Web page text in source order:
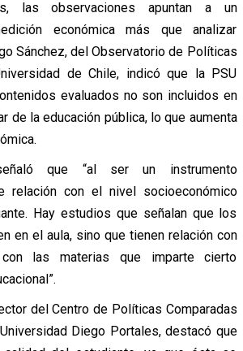
las observaciones apuntan a un
económica más que analizar
Sánchez, del Observatorio de Políticas
de Chile, indicó que la PSU
evaluados no son incluidos en
de la educación pública, lo que aumenta
que “al ser un instrumento
relación con el nivel socioeconómico
Hay estudios que señalan que los
en el aula, sino que tienen relación con
las materias que imparte cierto
del Centro de Políticas Comparadas
Diego Portales, destacó que